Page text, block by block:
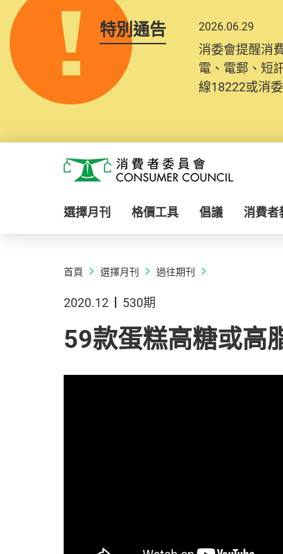
特別通告 2026.06.29
消委會提醒消
電、電郵、短
線18222或消
消費者委員會
選擇月刊 格價工具 倡議 消費者
首頁 選擇月刊 過往期刊
2020.12 530期
59款蛋糕高糖或高